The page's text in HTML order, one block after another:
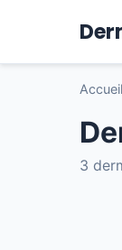
Accueil
3